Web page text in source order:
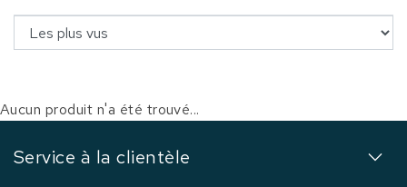
Aucun produit n'a été trouvé...
Service à la clientèle